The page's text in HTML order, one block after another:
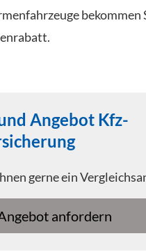
bekommen
Angebot Kfz-
gerne ein
an­for­dern